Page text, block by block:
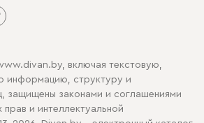
включая текстовую,
информацию, структуру и
защищены законами и соглашениями
и интеллектуальной